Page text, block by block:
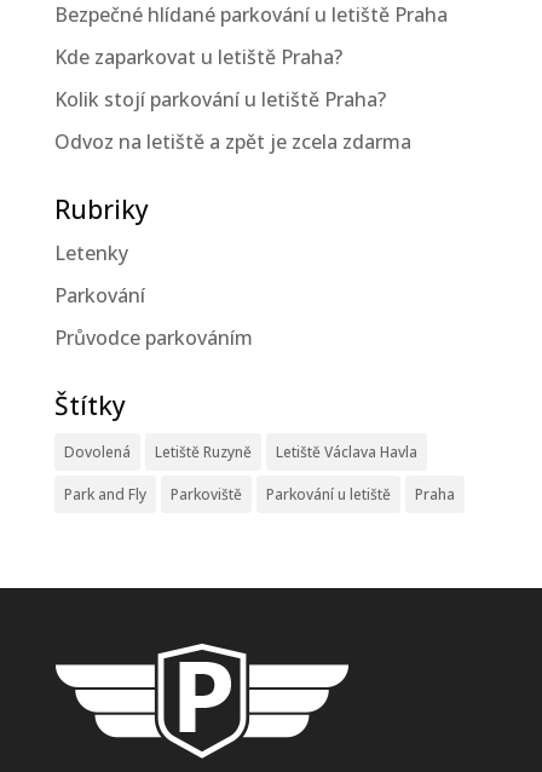
Bezpečné hlídané parkování u letiště Praha
Kde zaparkovat u letiště Praha?
Kolik stojí parkování u letiště Praha?
Odvoz na letiště a zpět je zcela zdarma
Rubriky
Letenky
Parkování
Průvodce parkováním
Štítky
Dovolená Letiště Ruzyně Letiště Václava Havla
Park and Fly Parkoviště Parkování u letiště Praha